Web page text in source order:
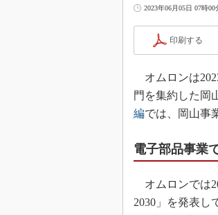
2023年06月05日 07時00
印刷する
オムロンは
門を集約した岡
編では、岡山事
電子部品事業
オムロンでは
2030」を発表し